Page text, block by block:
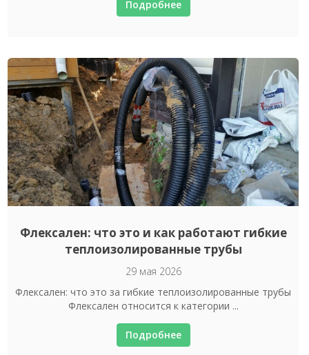
Подробнее
Флексален: что это и как работают гибкие
теплоизолированные трубы
29 мая 2026
Флексален: что это за гибкие теплоизолированные трубы
Флексален относится к категории ...
Подробнее